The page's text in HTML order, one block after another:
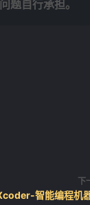
自行承担。
下
智能编程机